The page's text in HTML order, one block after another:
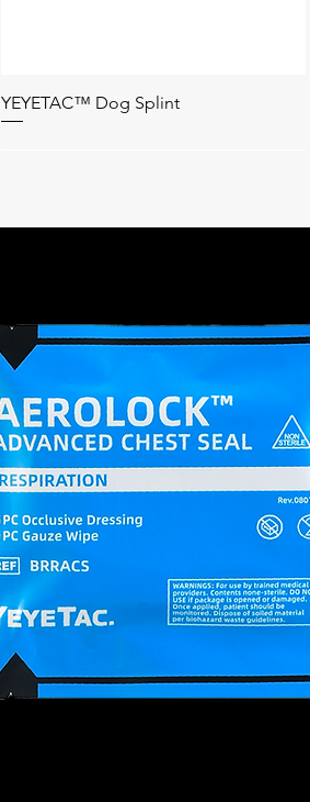
ดูข้อมูลด่วน
YEYETAC™ Dog Splint
YEYETAC™ QuickLift™ Human